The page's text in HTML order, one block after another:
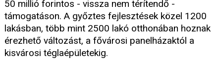
50 millió forintos - vissza nem térítendő -
támogatáson. A győztes fejlesztések közel 1200
lakásban, több mint 2500 lakó otthonában hoznak
érezhető változást, a fővárosi panelházaktól a
kisvárosi téglaépületekig.